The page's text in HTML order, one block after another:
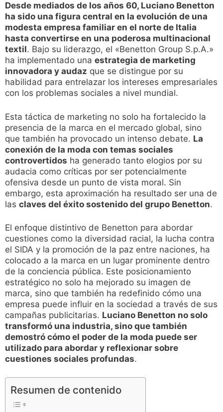
Desde mediados de los años 60, Luciano Benetton
ha sido una figura central en la evolución de una
modesta empresa familiar en el norte de Italia
hasta convertirse en una poderosa multinacional
textil. Bajo su liderazgo, el «Benetton Group S.p.A.»
ha implementado una estrategia de marketing
innovadora y audaz que se distingue por su
habilidad para entrelazar los intereses empresariales
con los problemas sociales a nivel mundial.
Esta táctica de marketing no solo ha fortalecido la
presencia de la marca en el mercado global, sino
que también ha provocado un intenso debate. La
conexión de la moda con temas sociales
controvertidos ha generado tanto elogios por su
audacia como críticas por ser potencialmente
ofensiva desde un punto de vista moral. Sin
embargo, esta aproximación ha resultado ser una de
las claves del éxito sostenido del grupo Benetton.
El enfoque distintivo de Benetton para abordar
cuestiones como la diversidad racial, la lucha contra
el SIDA y la promoción de la paz entre naciones, ha
colocado a la marca en un lugar prominente dentro
de la conciencia pública. Este posicionamiento
estratégico no solo ha mejorado su imagen de
marca, sino que también ha redefinido cómo una
empresa puede influir en la sociedad a través de sus
campañas publicitarias. Luciano Benetton no solo
transformó una industria, sino que también
demostró cómo el poder de la moda puede ser
utilizado para abordar y reflexionar sobre
cuestiones sociales profundas.
Resumen de contenido